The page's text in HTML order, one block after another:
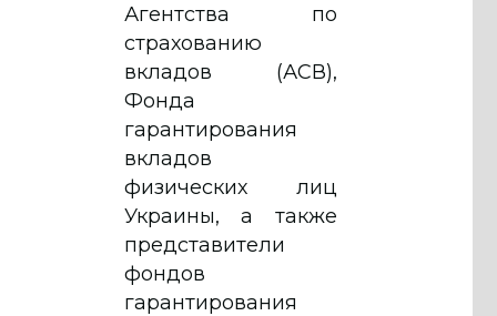
Агентства по
страхованию
вкладов (АСВ),
Фонда
гарантирования
вкладов
физических лиц
Украины, а также
представители
фондов
гарантирования